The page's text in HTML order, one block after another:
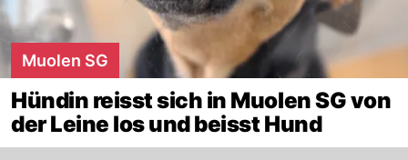
Muolen SG
Hündin reisst sich in Muolen SG von
der Leine los und beisst Hund